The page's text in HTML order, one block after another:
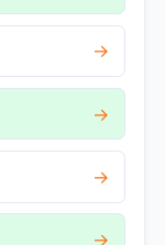
→
→
→
→